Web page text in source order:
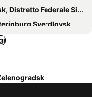
Federale Siberiano Hotel
Sverdlovsk, Distretto Federale degli Urali Hotel